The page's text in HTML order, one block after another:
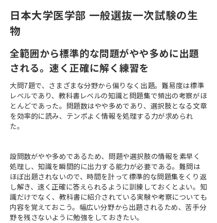
日本大学医学部 一般選抜一次試験の生
物
全範囲から標準的な問題がやや多めに出題
される。速く正確に解く練習を
大問7題で、さまざまな分野から偏りなく出題。難易度は標準
レベルであり、教科書レベルの知識と問題集で頻出の考察がほ
とんどであった。問題数はやや多めであり、選択肢となる文章
を効率的に読み、テンポよく情報を処理する力が求められ
た。
設問数がやや多めであるため、問題や選択肢の情報を素早く
処理し、知識を瞬間的に出力する能力が必要である。難問は
ほぼ出題されないので、時間を計って標準的な問題集をくり返
し解き、速く正確に答えられるように訓練しておくとよい。知
識だけでなく、教科書に紹介されている実験や考察についても
内容を覚えておこう。幅広い分野から出題されるため、苦手分
野を残さないように勉強をしておきたい。